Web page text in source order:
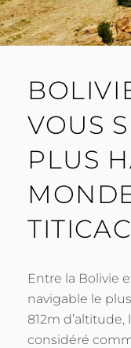
VOUS
PLUS
Entre la Bolivie
navigable le
812m d’altitude,
considéré